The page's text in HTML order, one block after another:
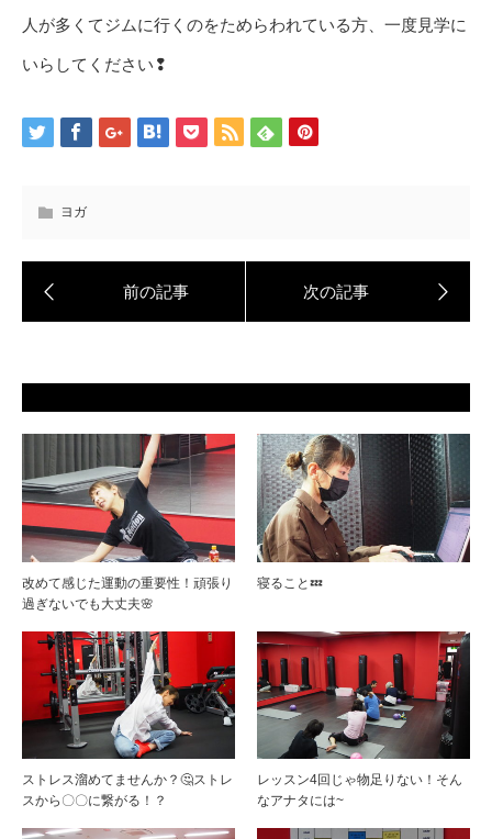
人が多くてジムに行くのをためらわれている方、一度見学に
いらしてください❢
ヨガ
改めて感じた運動の重要性！頑張り
過ぎないでも大丈夫🌸
寝ること💤
ストレス溜めてませんか？🤔ストレ
スから〇〇に繋がる！？
レッスン4回じゃ物足りない！そん
なアナタには~